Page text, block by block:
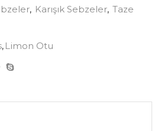
, Karışık Sebzeler, Taze
, Limon Otu